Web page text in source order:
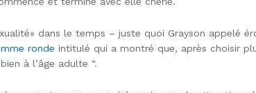
dans le temps – juste quoi Grayson appelé
ronde intitulé qui a montré que, après choisir
à l’âge adulte “.